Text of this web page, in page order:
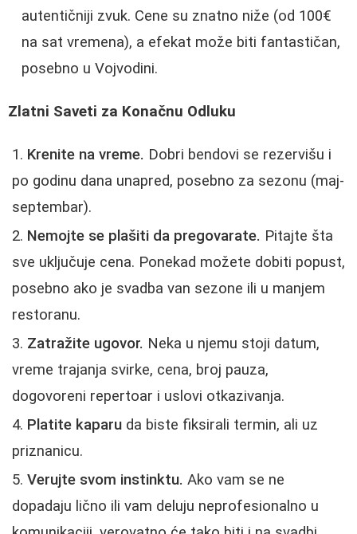
autentičniji zvuk. Cene su znatno niže (od 100€
na sat vremena), a efekat može biti fantastičan,
posebno u Vojvodini.
Zlatni Saveti za Konačnu Odluku
Krenite na vreme. Dobri bendovi se rezervišu i
po godinu dana unapred, posebno za sezonu (maj-
septembar).
Nemojte se plašiti da pregovarate. Pitajte šta
sve uključuje cena. Ponekad možete dobiti popust,
posebno ako je svadba van sezone ili u manjem
restoranu.
Zatražite ugovor. Neka u njemu stoji datum,
vreme trajanja svirke, cena, broj pauza,
dogovoreni repertoar i uslovi otkazivanja.
Platite kaparu da biste fiksirali termin, ali uz
priznanicu.
Verujte svom instinktu. Ako vam se ne
dopadaju lično ili vam deluju neprofesionalno u